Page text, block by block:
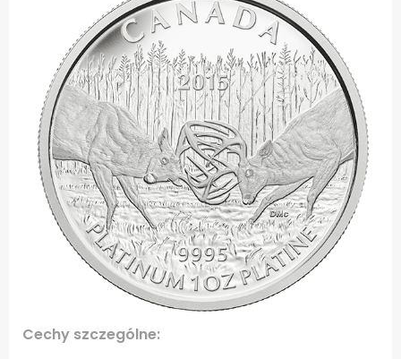
Cechy szczególne: